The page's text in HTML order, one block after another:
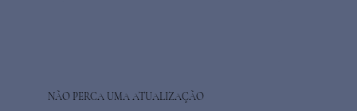
NÃO PERCA UMA ATUALIZAÇÃO